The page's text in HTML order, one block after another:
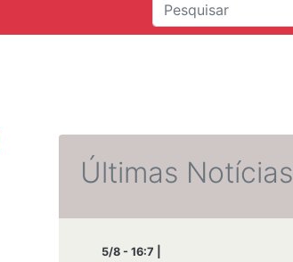
Últimas Notícias
5/8 - 16:7 |